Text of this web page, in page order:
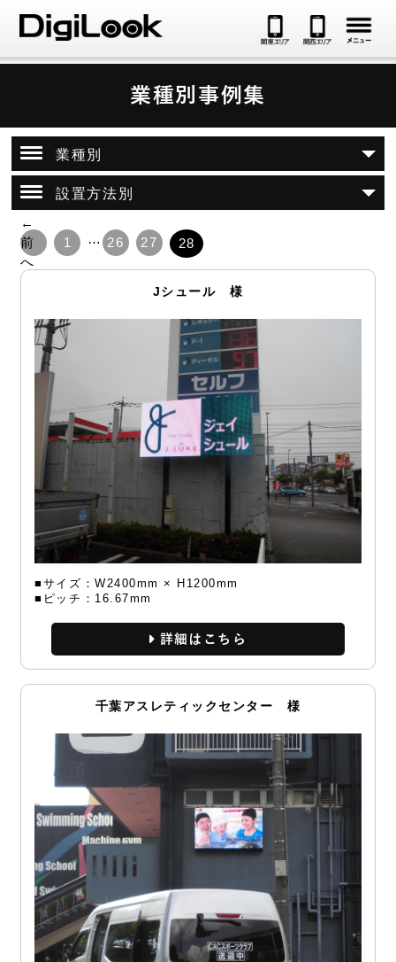
業種別事例集
業種別
設置方法別
←
前
へ
1 … 26 27 28
Jシュール 様
■サイズ：W2400mm × H1200mm
■ピッチ：16.67mm
詳細
千葉アスレティックセンター 様